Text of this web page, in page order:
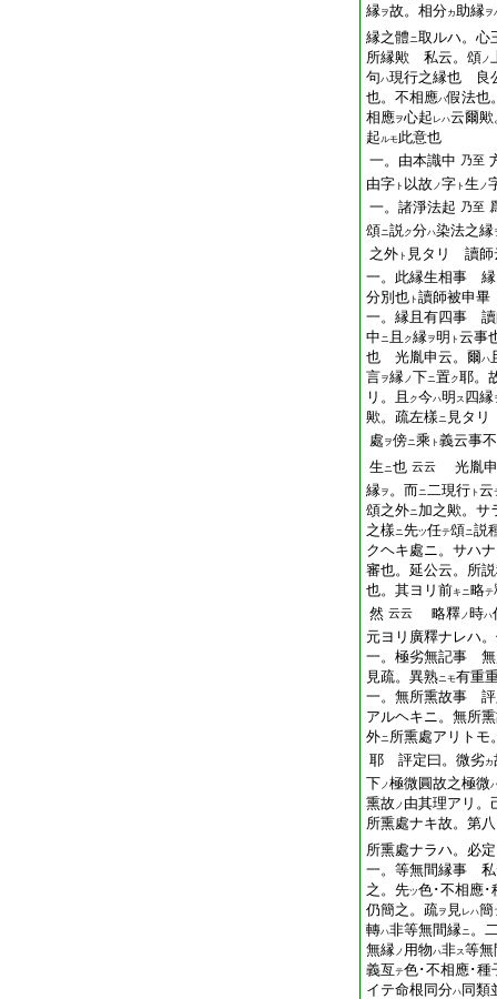
縁ヲ故。相分カ助縁ヲ
縁之體ニ取ルハ。心
所縁歟 私云。頌ノ
句ハ現行之縁也 良
也。不相應ハ假法也
相應ヲ心起 レハ云爾
起ルモ此意也
一。由本識中 乃至
由字 ト 以故 ノ字 ト 生 ノ
一。諸淨法起 乃至
頌ニ説ク分ハ染法之縁
之外 ト 見タリ 讀師
一。此縁生相事 縁
分別也 ト 讀師被申畢
一。縁且有四事
中ニ 且 ク縁ヲ明 ト 云事
也 光胤申云。爾ハ
言ヲ縁ノ下ニ置ク耶。
リ。且 ク今ハ明 ス 四縁
歟。疏左樣ニ 見タ
處 ヲ傍ニ乘 ト 義云事
生ニ也 云云
光胤
縁ヲ 。而ニ二現行 ト 云
頌之外ニ加之歟。サ
之樣ニ先ツ任テ頌ニ説
クヘキ處ニ。サハ
審也。延公云。所
也。其ヨリ前キニ略テ
然 云云 略釋ノ時ハ
元ヨリ廣釋ナレハ
一。極劣無記事
見疏。異熟ニモ有重
一。無所熏故事 評
アルヘキニ。無所
外ニ所熏處アリトモ
耶 評定曰。微劣カ
下ノ極微圓故之極微
熏故 ノ 由其理アリ。
所熏處ナキ故。第八
所熏處ナラハ。必定
一。等無間縁事 私
之。先ツ色･不相應･
仍簡之。疏ヲ 見レハ簡
轉ハ非等無間縁ニ。
無縁ノ 用物ハ非ス等無
義亙テ色･不相應･種
イテ命根同分ハ 同類